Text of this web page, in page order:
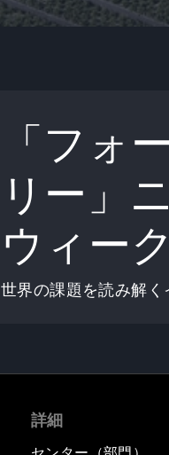
「フォ
リー」
ウィー
世界の課題を読み解く
詳細